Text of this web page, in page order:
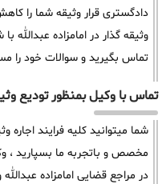
دادگستری قرار وثیقه شما را
وثیقه گذار در امامزاده
تماس بگیرید و سوالات خود را
تماس با وکیل بمنظور تودیع
شما میتوانید کلیه فرایند اجاره
مخصص و باتجربه ما بسپارید ،
در مراجع قضایی امامزاده